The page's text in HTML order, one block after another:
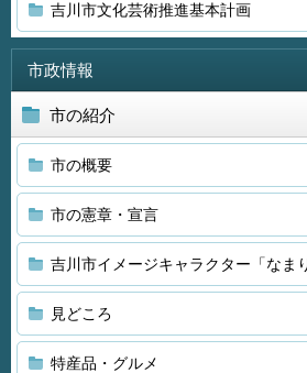
吉川市文化芸術推進基本計画
市政情報
市の紹介
市の概要
市の憲章・宣言
吉川市イメージキャラクター「なま
見どころ
特産品・グルメ